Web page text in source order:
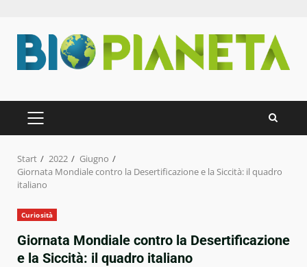
Inhalt
springen
PRIMÄRES
MENÜ
Start 2022
Giugno
Giornata Mondiale contro la Desertificazione e la Siccità: il quadro
italiano
Curiosità
Giornata Mondiale contro la Desertificazione
e la Siccità: il quadro italiano